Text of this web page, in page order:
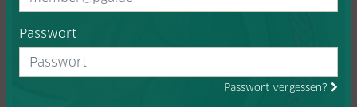
Passwort
Passwort vergessen?